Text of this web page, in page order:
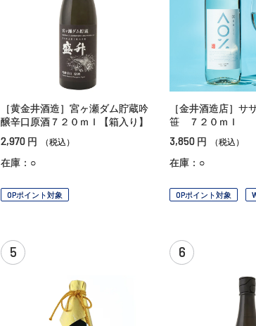
［黄金井酒造］宮ヶ瀬ダム貯蔵吟
醸辛口原酒７２０ｍｌ【箱入り】
2,970 円 （税込）
在庫：○
OPポイント対象
［金井酒造店］
笹 ７２０ｍｌ
3,850 円 （税込）
在庫：○
OPポイント対象
5 6